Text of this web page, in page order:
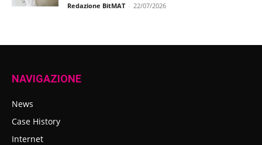
Redazione BitMAT - 22/07/2026
NAVIGAZIONE
News
Case History
Internet